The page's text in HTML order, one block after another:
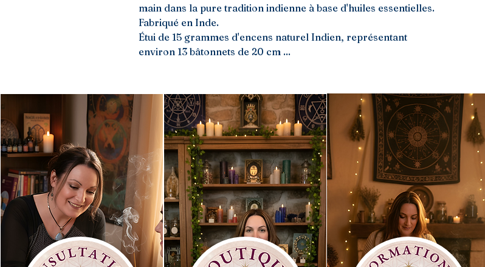
main dans la pure tradition indienne à base d'huiles essentielles.
Fabriqué en Inde.
Étui de 15 grammes d'encens naturel Indien, représentant
environ 13 bâtonnets de 20 cm ...